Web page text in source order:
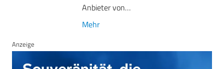
Anbieter von…
Mehr
Anzeige